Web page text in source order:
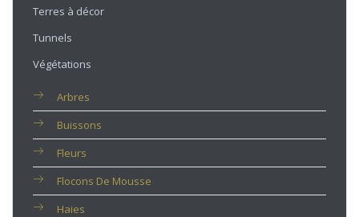
Terres à décor
Tunnels
Végétations
Arbres
Buissons
Fleurs
Flocons De Mousse
Haies